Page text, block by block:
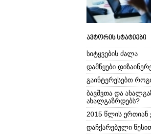
ავტორის სტატიები
სიტყვების ძალა
დამწყები
გაინტერესებთ
ბავშვთა და
ახალგაზრდებს?
2015 წლის ერთიან
დაჩქარებული